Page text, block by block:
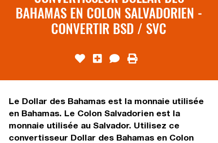
BAHAMAS EN COLON SALVADORIEN -
CONVERTIR BSD / SVC
Le Dollar des Bahamas est la monnaie utilisée
en Bahamas. Le Colon Salvadorien est la
monnaie utilisée au Salvador. Utilisez ce
convertisseur Dollar des Bahamas en Colon